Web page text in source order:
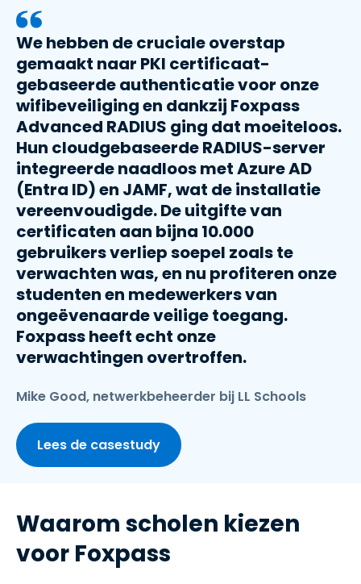
We hebben de cruciale overstap
gemaakt naar PKI certificaat-
gebaseerde authenticatie voor onze
wifibeveiliging en dankzij Foxpass
Advanced RADIUS ging dat moeiteloos.
Hun cloudgebaseerde RADIUS-server
integreerde naadloos met Azure AD
(Entra ID) en JAMF, wat de installatie
vereenvoudigde. De uitgifte van
certificaten aan bijna 10.000
gebruikers verliep soepel zoals te
verwachten was, en nu profiteren onze
studenten en medewerkers van
ongeëvenaarde veilige toegang.
Foxpass heeft echt onze
verwachtingen overtroffen.
Mike Good, netwerkbeheerder bij LL Schools
Lees de casestudy
Waarom scholen kiezen
voor Foxpass